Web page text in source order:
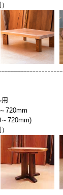
720mm
720mm)